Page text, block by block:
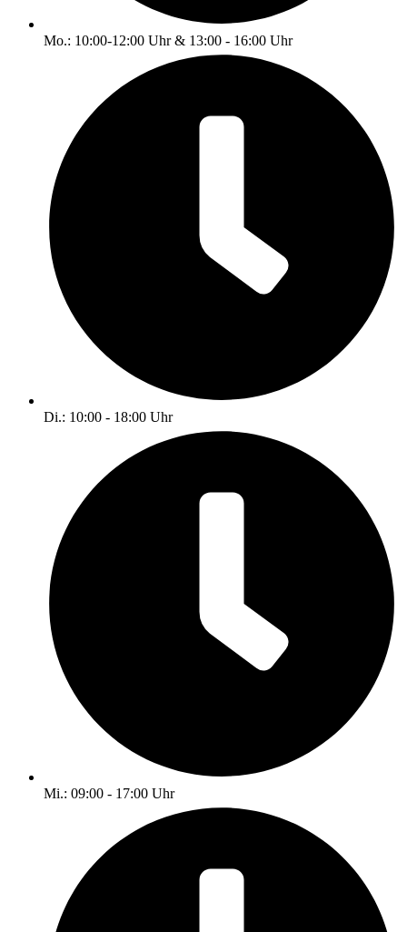
Mo.: 10:00-12:00 Uhr & 13:00 - 16:00 Uhr
Di.: 10:00 - 18:00 Uhr
Mi.: 09:00 - 17:00 Uhr